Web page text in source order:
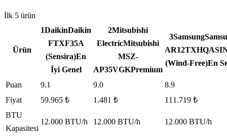
İlk 5 ürün
Ürün
1DaikinDaikin
FTXF35A
(Sensira)En
İyi Genel
2Mitsubishi
ElectricMitsubishi
MSZ-
AP35VGKPremium
3Samsung
(Wind-Free)En
Puan 9.1 9.0
8.9
Fiyat
59.965 ₺ 1.481 ₺
111.719 ₺
BTU
Kapasitesi
12.000 BTU/h 12.000 BTU/h 12.000 BTU/h